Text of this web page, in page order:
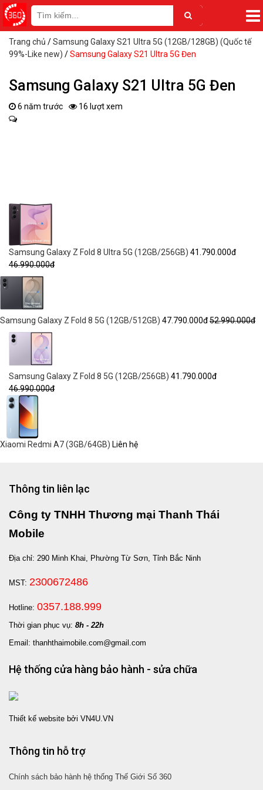
Trang chủ /Samsung Galaxy S21 Ultra 5G (12GB/128GB) (Quốc tế
99%-Like new) /Samsung Galaxy S21 Ultra 5G Đen
Samsung Galaxy S21 Ultra 5G Đen
6 năm trước 16 lượt xem
Samsung Galaxy Z Fold 8 Ultra 5G (12GB/256GB) 41.790.000đ
46.990.000đ
Samsung Galaxy Z Fold 8 5G (12GB/512GB) 47.790.000đ52.990.000đ
Samsung Galaxy Z Fold 8 5G (12GB/256GB) 41.790.000đ
46.990.000đ
Xiaomi Redmi A7 (3GB/64GB) Liên hệ
Thông tin liên lạc
Công ty TNHH Thương mại Thanh Thái
Mobile
Địa chỉ: 290 Minh Khai, Phường Từ Sơn, Tỉnh Bắc Ninh
MST: 2300672486
Hotline: 0357.188.999
Thời gian phục vụ: 8h - 22h
Email: thanhthaimobile.com@gmail.com
Hệ thống cửa hàng bảo hành - sửa chữa
Thiết kế website bởi VN4U.VN
Thông tin hỗ trợ
Chính sách bảo hành hệ thống Thế Giới Số 360